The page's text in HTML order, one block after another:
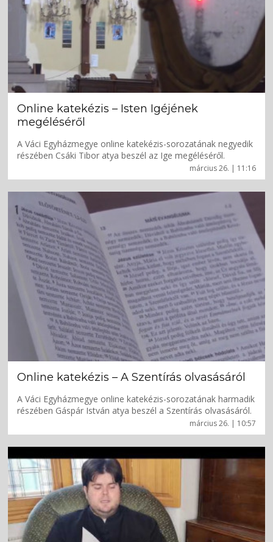
március 26. | 11:16
Online katekézis – Isten Igéjének
megéléséről
A Váci Egyházmegye online katekézis-sorozatának negyedik
részében Csáki Tibor atya beszél az Ige megéléséről.
március 26. | 10:57
Online katekézis – A Szentírás olvasásáról
A Váci Egyházmegye online katekézis-sorozatának harmadik
részében Gáspár István atya beszél a Szentírás olvasásáról.